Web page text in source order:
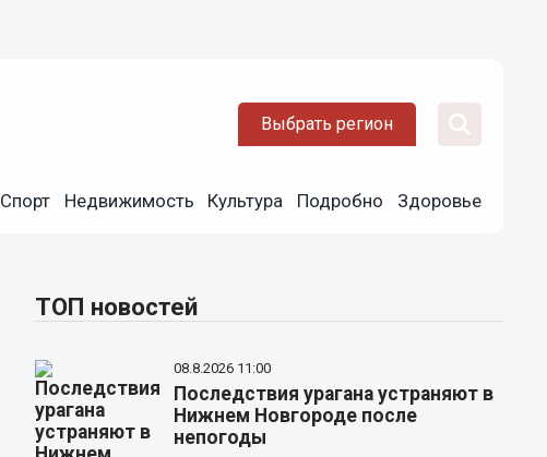
Выбрать регион
Спорт Недвижимость Культура Подробно Здоровье
ТОП новостей
08.8.2026 11:00
Последствия урагана устраняют в
Нижнем Новгороде после
непогоды